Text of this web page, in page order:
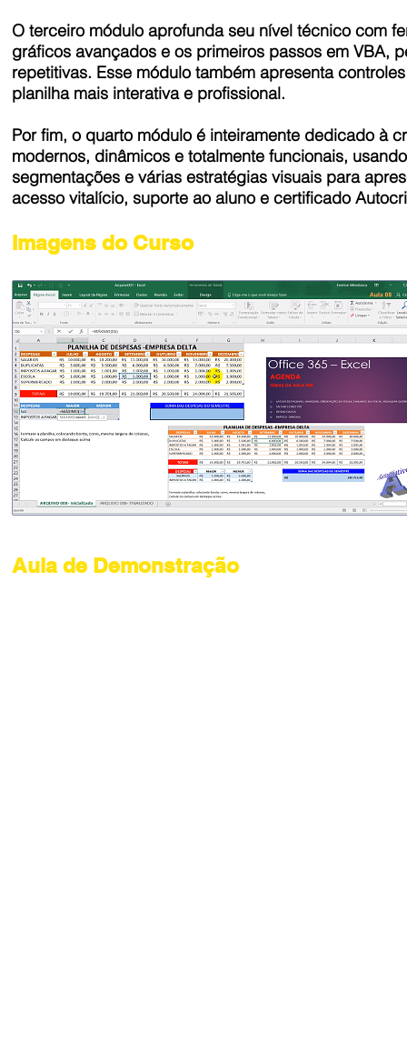
O terceiro módulo aprofunda seu nível técnico com
gráficos avançados e os primeiros passos em VBA,
repetitivas. Esse módulo também apresenta
planilha mais interativa e profissional.
Por fim, o quarto módulo é inteiramente dedicado à
modernos, dinâmicos e totalmente funcionais,
segmentações e várias estratégias visuais para
acesso vitalício, suporte ao aluno e certificado
Imagens do Curso
Aula de Demonstração